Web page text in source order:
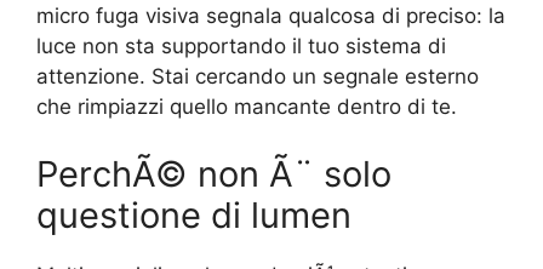
micro fuga visiva segnala qualcosa di preciso: la
luce non sta supportando il tuo sistema di
attenzione. Stai cercando un segnale esterno
che rimpiazzi quello mancante dentro di te.
PerchÃ© non Ã¨ solo
questione di lumen